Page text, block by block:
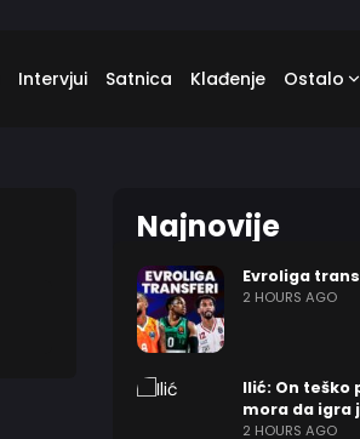
Intervjui Satnica Klađenje Ostalo
Najnovije
Evroliga
2 HOURS AGO
Ilić: On teško
mora da igra
2 HOURS AGO